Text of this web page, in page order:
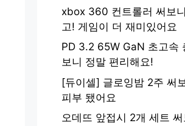
xbox 360 컨트롤러 써보
고! 게임이 더 재미있어요
PD 3.2 65W GaN 초고속
보니 정말 편리해요!
[듀이셀] 글로잉밤 2주 써
피부 됐어요
오데뜨 앞접시 2개 세트